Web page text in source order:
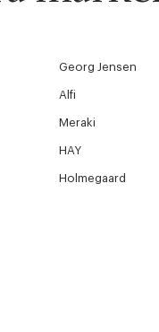
Georg Jensen
Alfi
Meraki
HAY
Holmegaard